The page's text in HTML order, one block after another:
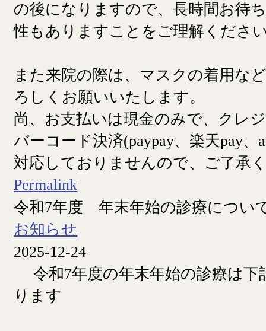
の後になりますので、長時間お待
性もありますことをご理解くださ
また来院の際は、マスクの着用な
ろしくお願いいたします。
尚、お支払いは現金のみで、クレ
バーコード決済(paypay、楽天pay、
対応しておりませんので、ご了承
Permalink
令和7年度 年末年始の診療につい
お知らせ
2025-12-24
令和7年度の年末年始の診療は下
ります